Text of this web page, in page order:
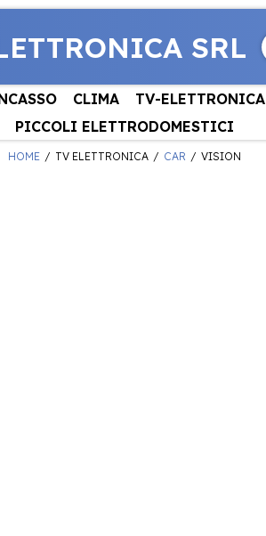
SRL
CLIMA TV-ELETTRONICA
PICCOLI ELETTRODOMESTICI
HOME TV ELETTRONICA CAR VISION